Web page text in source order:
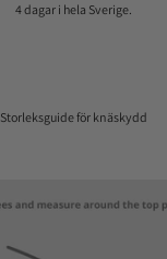
4 dagar i hela Sverige.
Storleksguide för knäskydd